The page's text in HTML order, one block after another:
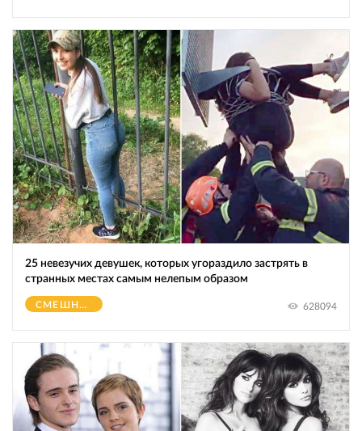
25 невезучих девушек, которых угораздило застрять в
странных местах самым нелепым образом
СМЕШНОЕ 628094